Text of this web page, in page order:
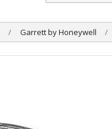
Garrett by Honeywell